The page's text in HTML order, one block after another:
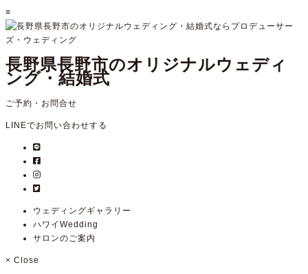
≡
長野県長野市のオリジナルウェディ
ング・結婚式
ご予約・お問合せ
LINEでお問い合わせする
ウェディングギャラリー
ハワイWedding
サロンのご案内
× Close